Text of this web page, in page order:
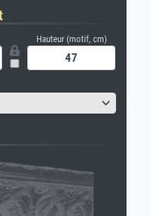
Hauteur (motif, cm)